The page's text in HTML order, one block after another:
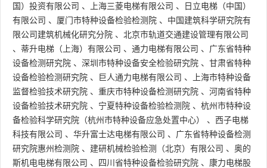
国）投资有限公司 、 上海三菱电梯有限公司 、
日立电梯（中国）
有限公司 、 厦门市特种设备检验检测院 、 中国建筑科学研究院有
限公司建筑机械化研究分院 、 北京市轨道交通建设管理有限公司
、 蒂升电梯（上海）有限公司 、 通力电梯有限公司 、 广东省特种
设备检测研究院 、 深圳市特种设备安全检验研究院 、 甘肃省特种
设备检验检测研究院 、 巨人通力电梯有限公司 、
上海市特种设备
监督检验技术研究院 、 重庆市特种设备检测研究院 、 河南省特种
设备检验技术研究院 、 宁夏特种设备检验检测院 、 杭州市特种设
备检验科学研究院（杭州市特种设备应急处置中心）
、 西子电梯
科技有限公司 、 华升富士达电梯有限公司 、 广东省特种设备检测
研究院惠州检测院 、 建研机械检验检测（北京）有限公司 、 奥的
斯机电电梯有限公司 、 四川省特种设备检验研究院 、 康力电梯股